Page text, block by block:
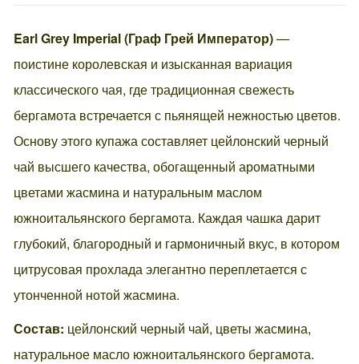
Earl Grey Imperial (Граф Грей Император)—
поистине королевская и изысканная вариация
классического чая, где традиционная свежесть
бергамота встречается с пьянящей нежностью цветов.
Основу этого купажа составляет цейлонский черный
чай высшего качества, обогащенный ароматными
цветами жасмина и натуральным маслом
южноитальянского бергамота. Каждая чашка дарит
глубокий, благородный и гармоничный вкус, в котором
цитрусовая прохлада элегантно переплетается с
утонченной нотой жасмина.
Состав: цейлонский черный чай, цветы жасмина,
натуральное масло южноитальянского бергамота.